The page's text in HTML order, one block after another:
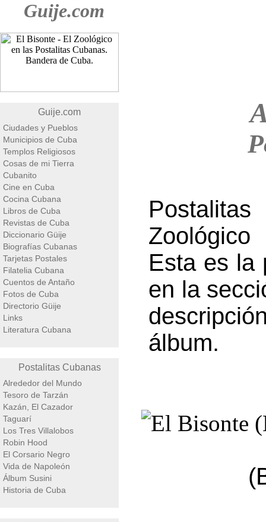
Guije.com
Guije.com
Ciudades y Pueblos
Municipios de Cuba
Templos Religiosos
Cosas de mi Tierra
Cubanito
Cine en Cuba
Cocina Cubana
Libros de Cuba
Revistas de Cuba
Diccionario Güije
Biografías Cubanas
Tarjetas Postales
Filatelia Cubana
Cuentos de Antaño
Fotos de Cuba
Directorio Güije
Links
Literatura Cubana
Postalitas Cubanas
Alrededor del Mundo
Tesoro de Tarzán
Kazán, El Cazador
Taguarí
Los Tres Villalobos
Robin Hood
El Corsario Negro
Vida de Napoleón
Álbum Susini
Historia de Cuba
Esta es la
en la
álbum.